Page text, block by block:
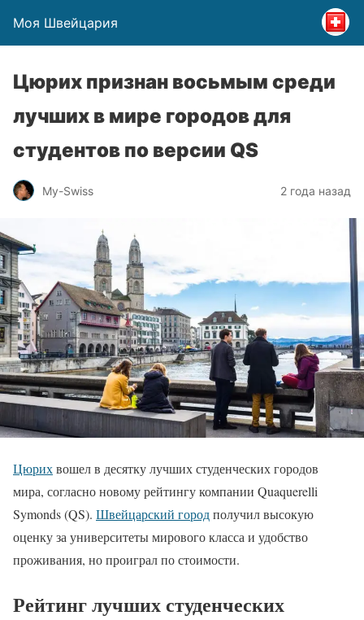
Моя Швейцария
Цюрих признан восьмым среди
лучших в мире городов для
студентов по версии QS
My-Swiss 2 года назад
Цюрихвошел в десятку лучших студенческих городов
мира, согласно новому рейтингу компании Quaquerelli
Symonds (QS). Швейцарский городполучил высокую
оценку за университеты мирового класса и удобство
проживания, но проиграл по стоимости.
Рейтинг лучших студенческих